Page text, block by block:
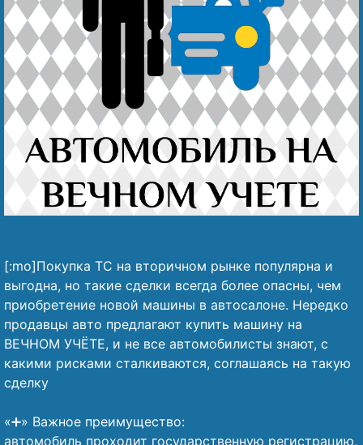
[:mo]Покупка ТС на вторичном рынке популярна и
выгодна, но такие сделки всегда более опасны, чем
приобретение новой машины в автосалоне. Нередко
продавцы авто предлагают купить машину на
ВЕЧНОМ УЧЁТЕ, и не все автомобилисты знают, с
какими рисками сталкиваются, соглашаясь на такую
сделку
«➕» Важное преимущество:
автомобиль проходит государственную регистрацию,